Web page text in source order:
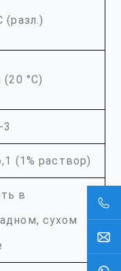
(разл.)
°C)
3
(1% раствор)
в
сухом